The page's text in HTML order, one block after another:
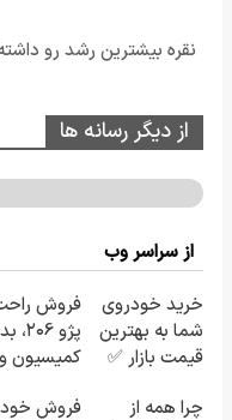
نقره بیشترین رشد رو
از دیگر رسانه ها
از سراسر وب
خرید خودروی
شما به بهترین
قیمت بازار ✅
فروش
پژو
کمیسیون و
چرا همه از
فروش